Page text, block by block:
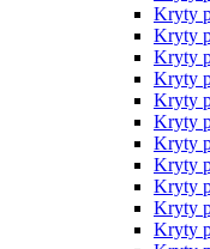
Kryty
Kryty
Kryty
Kryty
Kryty
Kryty
Kryty
Kryty
Kryty
Kryty
Kryty